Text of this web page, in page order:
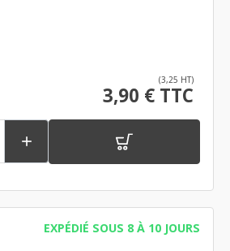
(3,25 HT)
3,90 € TTC

EXPÉDIÉ SOUS 8 À 10 JOURS